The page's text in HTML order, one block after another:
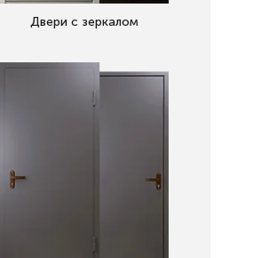
Двери с зеркалом